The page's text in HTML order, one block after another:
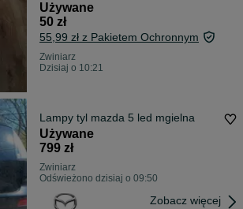
Używane
50 zł
55,99 zł z Pakietem Ochronnym
Zwiniarz
Dzisiaj o 10:21
Lampy tyl mazda 5 led mgielna
Używane
799 zł
Zwiniarz
Odświeżono dzisiaj o 09:50
Zobacz więcej